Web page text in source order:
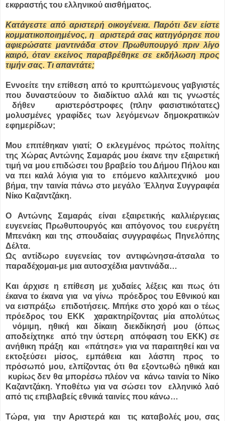
εκφραστής του ελληνικού αισθήματος.
Κατάγεστε από αριστερή οικογένεια. Παρότι δεν είστε
κομματικοποιημένος, η αριστερά σας κατηγόρησε που
αφιερώσατε μαντινάδα στον Πρωθυπουργό πριν λίγο
καιρό, όταν εκείνος παραβρέθηκε σε εκδήλωση προς
τιμήν σας. Τι απαντάτε;
Εννοείτε την επίθεση από το κρυπτώμενους γαβγιστές
που δυναστεύουν το διαδίκτυο αλλά και τις γνωστές
δήθεν αριστερόστροφες (πλην φασιστικότατες)
μολυσμένες γραφίδες των λεγόμενων δημοκρατικών
εφημερίδων;
Μου επιτέθηκαν γιατί; Ο εκλεγμένος πρώτος πολίτης
της Χώρας Αντώνης Σαμαράς μου έκανε την εξαιρετική
τιμή να μου επιδώσει του βραβείο του Δήμου Πήλου και
να πει καλά λόγια για το επόμενο καλλιτεχνικό μου
βήμα, την ταινία πάνω στο μεγάλο Έλληνα Συγγραφέα
Νίκο Καζαντζάκη.
Ο Αντώνης Σαμαράς είναι εξαιρετικής καλλιέργειας
ευγενείας Πρωθυπουργός και απόγονος του ευεργέτη
Μπενάκη και της σπουδαίας συγγραφέως Πηνελόπης
Δέλτα.
Ως αντίδωρο ευγενείας τον αντιφώνησα-άτσαλα το
παραδέχομαι-με μια αυτοσχέδια μαντινάδα…
Και άρχισε η επίθεση με χυδαίες λέξεις και πως ότι
έκανα το έκανα για να γίνω πρόεδρος του Εθνικού και
να εισπράξω επιδοτήσεις. Μπήκε στο χορό και ο τέως
πρόεδρος του ΕΚΚ χαρακτηρίζοντας μία απολύτως
νόμιμη, ηθική και δίκαιη διεκδίκησή μου (όπως
αποδείχτηκε από την ύστερη απόφαση του ΕΚΚ) σε
ανήθικη πράξη και «πάτησε» για να παραιτηθεί και να
εκτοξεύσει μίσος, εμπάθεια και λάσπη προς το
πρόσωπό μου, ελπίζοντας ότι θα εξοντωθώ ηθικά και
κυρίως δεν θα μπορέσω πλέον να κάνω ταινία το Νίκο
Καζαντζάκη. Υποθέτω για να σώσει τον ελληνικό λαό
από τις επιβλαβείς εθνικά ταινίες που κάνω…
Τώρα, για την Αριστερά και τις καταβολές μου, σας